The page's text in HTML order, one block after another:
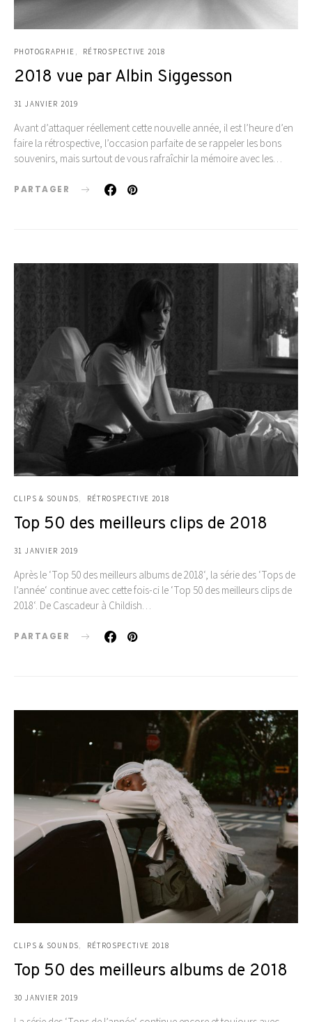
PHOTOGRAPHIE RÉTROSPECTIVE 2018
2018 vue par Albin Siggesson
31 JANVIER 2019
Avant d’attaquer réellement cette nouvelle année, il est l’heure d’en
faire la rétrospective, l’occasion parfaite de se rappeler les bons
souvenirs, mais surtout de vous rafraîchir la mémoire avec les…
PARTAGER
CLIPS & SOUNDS RÉTROSPECTIVE 2018
Top 50 des meilleurs clips de 2018
31 JANVIER 2019
Après le ‘Top 50 des meilleurs albums de 2018‘, la série des ‘Tops de
l’année‘ continue avec cette fois-ci le ‘Top 50 des meilleurs clips de
2018‘. De Cascadeur à Childish…
PARTAGER
CLIPS & SOUNDS RÉTROSPECTIVE 2018
Top 50 des meilleurs albums de 2018
30 JANVIER 2019